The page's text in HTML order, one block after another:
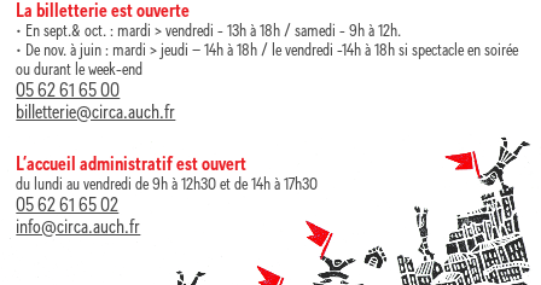
La billetterie est ouverte
• En sept.& oct. : mardi > vendredi - 13h à 18h / samedi - 9h à 12h.
• De nov. à juin : mardi > jeudi – 14h à 18h / le vendredi -14h à 18h si spectacle en soirée
ou durant le week-end
05 62 61 65 00
billetterie@circa.auch.fr
L’accueil administratif est ouvert
du lundi au vendredi de 9h à 12h30 et de 14h à 17h30
05 62 61 65 02
info@circa.auch.fr